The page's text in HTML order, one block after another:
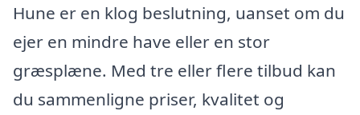
Hune er en klog beslutning, uanset om du
ejer en mindre have eller en stor
græsplæne. Med tre eller flere tilbud kan
du sammenligne priser, kvalitet og